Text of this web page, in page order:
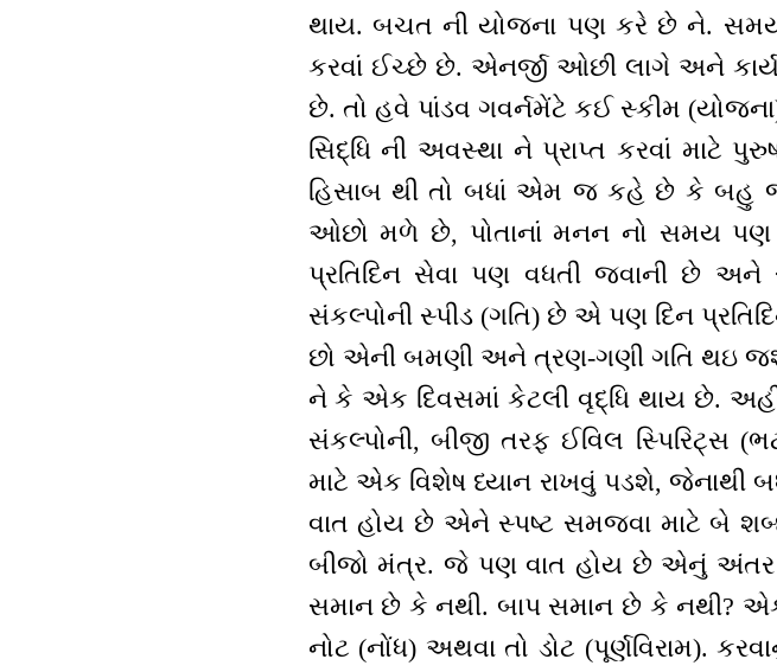
થાય. બચત ની યોજના પણ કરે છે ને.
કરવાં ઈચ્છે છે. એનર્જી ઓછી લાગે અને
છે. તો હવે પાંડવ ગવર્નમેંટે કઈ સ્કીમ
સિદ્ધિ ની અવસ્થા ને પ્રાપ્ત કરવાં માટે
હિસાબ થી તો બધાં એમ જ કહે છે કે બહુ
ઓછો મળે છે, પોતાનાં મનન નો સમય
પ્રતિદિન સેવા પણ વધતી જવાની છે
સંકલ્પોની સ્પીડ (ગતિ) છે એ પણ દિન
છો એની બમણી અને ત્રણ-ગણી ગતિ થઇ
ને કે એક દિવસમાં કેટલી વૃદ્ધિ થાય છે.
સંકલ્પોની, બીજી તરફ ઈવિલ
માટે એક વિશેષ ધ્યાન રાખવું પડશે, જેનાથી
વાત હોય છે એને સ્પષ્ટ સમજવા માટે બે
બીજો મંત્ર. જે પણ વાત હોય છે એનું અંતર
સમાન છે કે નથી. બાપ સમાન છે કે નથી?
નોટ (નોંધ) અથવા તો ડોટ (પૂર્ણવિરામ).